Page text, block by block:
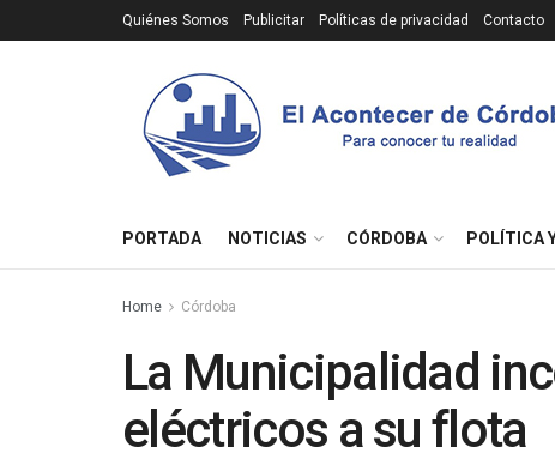
Quiénes Somos Publicitar Políticas de privacidad Contacto
PORTADA NOTICIAS CÓRDOBA POLÍTICA
Home Córdoba
La Municipalidad
eléctricos a su flota